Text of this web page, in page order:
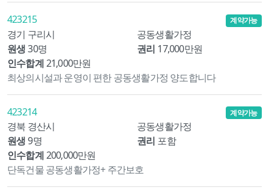
423215
경기 구리시
공동생활가정
원생 30명 권리 17,000만원
인수합계21,000만원
계약가능
최상의시설과 운영이 편한 공동생활가정 양도합니다
423214
경북 경산시
공동생활가정
원생 9명 권리 포함
인수합계200,000만원
계약가능
단독건물 공동생활가정+ 주간보호